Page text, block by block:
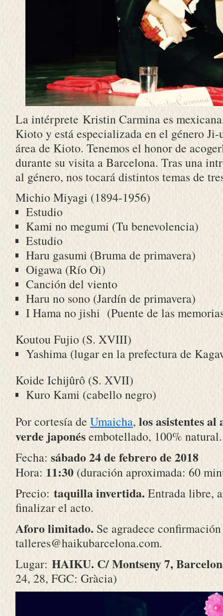
La intérprete Kristin Carmina es
Kioto y está especializada en el género
área de Kioto. Tenemos el honor de
durante su visita a Barcelona. Tras una
al género, nos tocará distintos temas de
Michio Miyagi (1894-1956)
Estudio
Kami no megumi (Tu benevolencia)
Estudio
Haru gasumi (Bruma de primavera)
Oigawa (Río Oi)
Canción del viento
Haru no sono (Jardín de primavera)
I Hama no jishi (Puente de las
Koutou Fujio (S. XVIII)
Yashima (lugar en la prefectura de
Koide Ichijûrô (S. XVII)
Kuro Kami (cabello negro)
Por cortesía de Umaicha, los asistentes
verde japonésembotellado, 100% natural.
Fecha:sábado 24 de febrero de 2018
Hora: 11:30 (duración aproximada: 60
Precio: taquilla invertida. Entrada libre,
finalizar el acto.
Aforo limitado. Se agradece
talleres@haikubarcelona.com.
Lugar: HAIKU. C/ Montseny 7,
24, 28, FGC: Gràcia)